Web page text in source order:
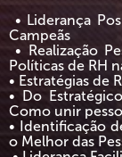
• Liderança
Campeãs
• Realização
Políticas de RH
• Estratégias de
• Do
Como unir
• Identificação
o Melhor das